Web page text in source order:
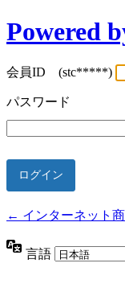
Powered
会員ID (stc*****)
パスワード
← インターネット
言語